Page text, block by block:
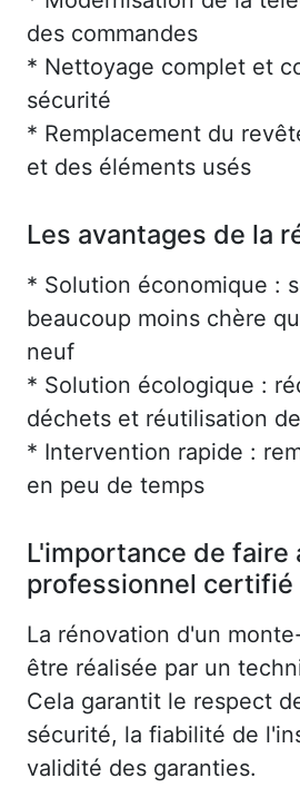
des commandes
* Nettoyage complet et
sécurité
* Remplacement du
et des éléments usés
Les avantages de la
* Solution économique :
beaucoup moins chère
neuf
* Solution écologique :
déchets et réutilisation
* Intervention rapide :
en peu de temps
L'importance de faire
professionnel certifié
La rénovation d'un
être réalisée par un
Cela garantit le respect
sécurité, la fiabilité de
validité des garanties.